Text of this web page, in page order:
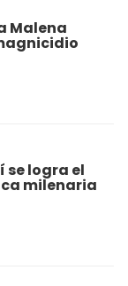
Malena
se logra el
milenaria